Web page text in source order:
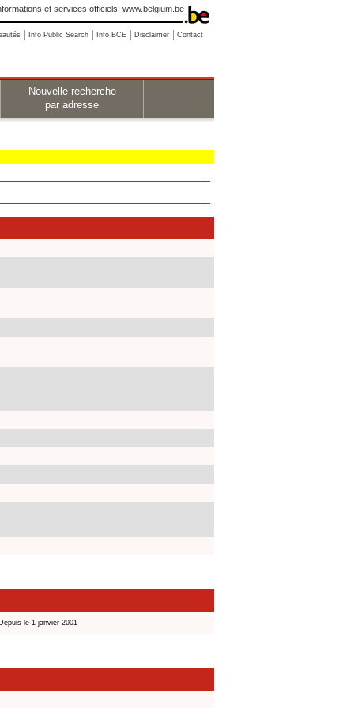
et services officiels: www.belgium.be
Info Public Search Info BCE Disclaimer Contact
Nouvelle recherche
par adresse
Depuis le 1 janvier 2001